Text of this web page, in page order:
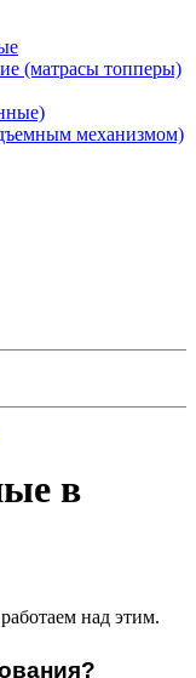
(матрасы топперы)
механизмом)
в
над этим.